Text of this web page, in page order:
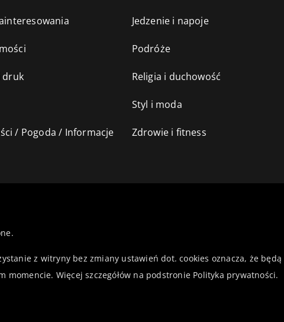
Jedzenie i napoje
Podróże
druk Religia i duchowość
Styl i moda
/ Pogoda / Informacje Zdrowie i fitness
z witryny bez zmiany ustawień dot. cookies oznacza, że
momencie. Więcej szczegółów na podstronie Polityka prywatności.